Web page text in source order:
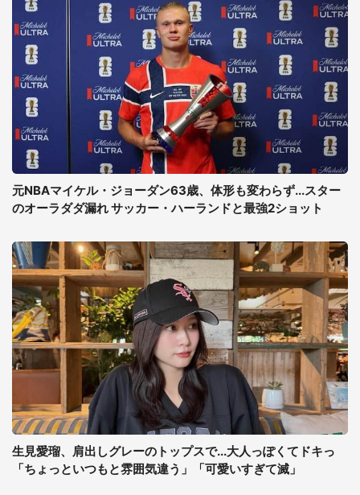
元NBAマイケル・ジョーダン63歳、体形も変わらず...スター
のオーラダダ漏れ サッカー・ハーランドと最強2ショット
生見愛瑠、肩出しグレーのトップスで...大人っぽくてドキっ
「ちょっといつもと雰囲気違う」「可愛いすぎて滅」